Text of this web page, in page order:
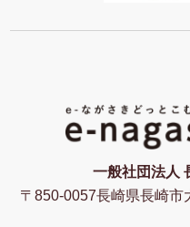
一般社団法人
〒850-0057長崎県長崎市